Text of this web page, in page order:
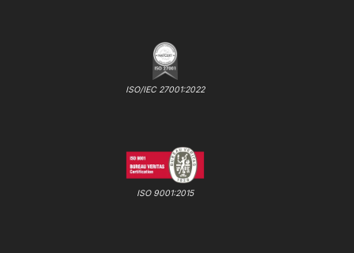
ISO/IEC 27001:2022
ISO 9001:2015